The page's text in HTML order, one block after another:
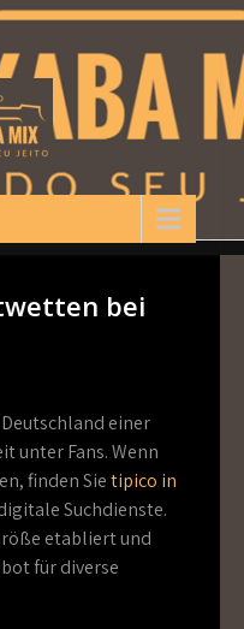
bei
einer
unter Fans. Wenn
finden Sietipico in
Suchdienste.
etabliert und
für diverse